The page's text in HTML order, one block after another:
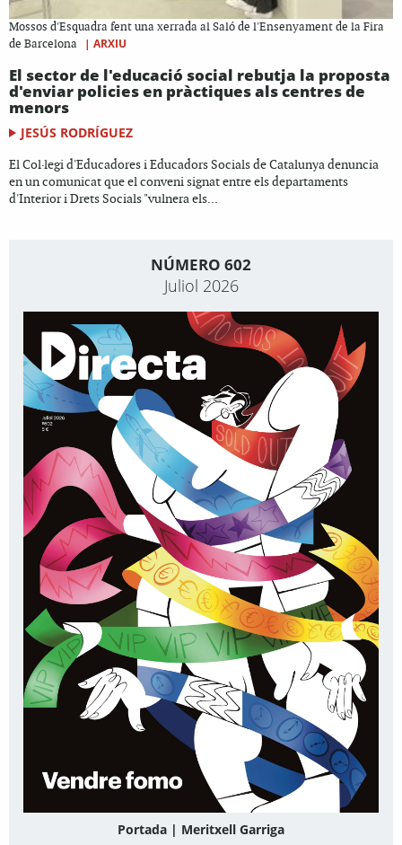
Mossos d'Esquadra fent una xerrada al Saló de l'Ensenyament de la Fira
de Barcelona
| ARXIU
El sector de l'educació social rebutja la proposta
d'enviar policies en pràctiques als centres de
menors
JESÚS RODRÍGUEZ
El Col·legi d'Educadores i Educadors Socials de Catalunya denuncia
en un comunicat que el conveni signat entre els departaments
d'Interior i Drets Socials "vulnera els...
NÚMERO 602
Juliol 2026
Portada | Meritxell Garriga